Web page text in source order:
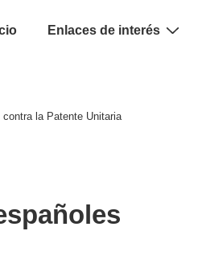
Enlaces de interés
la Patente Unitaria